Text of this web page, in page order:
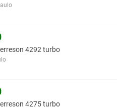
4292 turbo
4275 turbo